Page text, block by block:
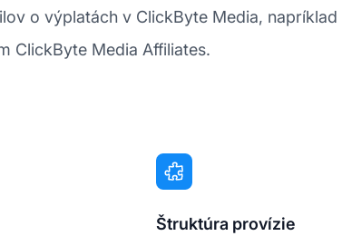
o výplatách v ClickByte Media,
ClickByte Media Affiliates.
Štruktúra provízie